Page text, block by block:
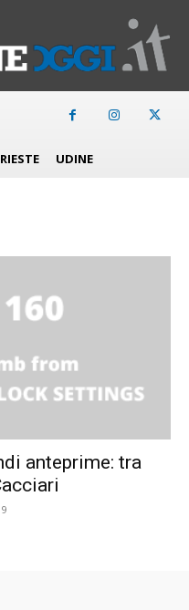
UDINE
anteprime: tra